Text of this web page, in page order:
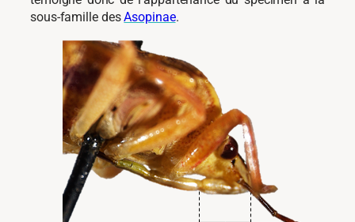
sous-famille desAsopinae.